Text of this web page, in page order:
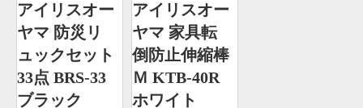
アイリスオー
ヤマ 防災リ
ュックセット
33点 BRS-33
ブラック
アイリスオー
ヤマ 家具転
倒防止伸縮棒
Ｍ KTB-40R
ホワイト